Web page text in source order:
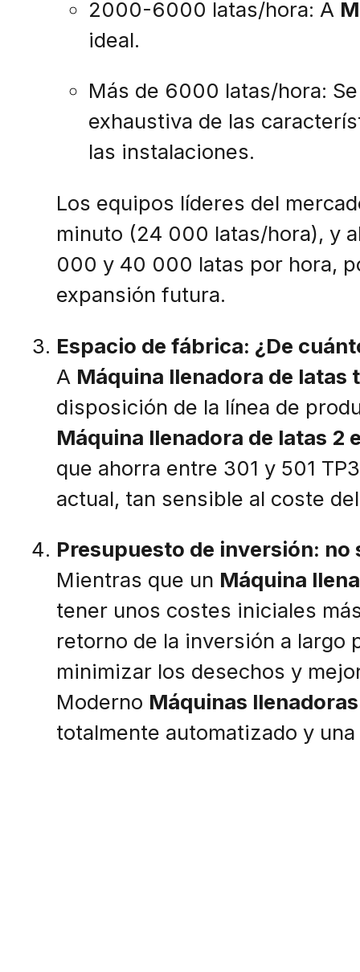
2000-6000 latas/hora: A
ideal.
Más de 6000 latas/hora:
exhaustiva de las
las instalaciones.
Los equipos líderes del
minuto (24 000 latas/hora), y
000 y 40 000 latas por hora,
expansión futura.
Espacio de fábrica: ¿De
A Máquina llenadora de latas
disposición de la línea de
Máquina llenadora de latas 2
que ahorra entre 301 y 501
actual, tan sensible al coste
Presupuesto de inversión:
Mientras que un Máquina
tener unos costes iniciales
retorno de la inversión a largo
minimizar los desechos y
Moderno Máquinas
totalmente automatizado y